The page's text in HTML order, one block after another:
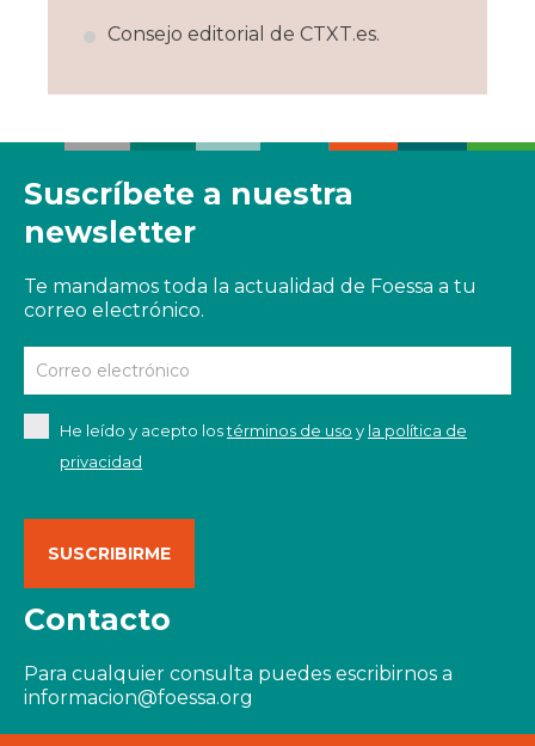
Consejo editorial de CTXT.es.
Suscríbete a nuestra
newsletter
Te mandamos toda la actualidad de Foessa a tu
correo electrónico.
He leído y acepto lostérminos de uso y la política de
privacidad
Contacto
Para cualquier consulta puedes escribirnos a
informacion@foessa.org